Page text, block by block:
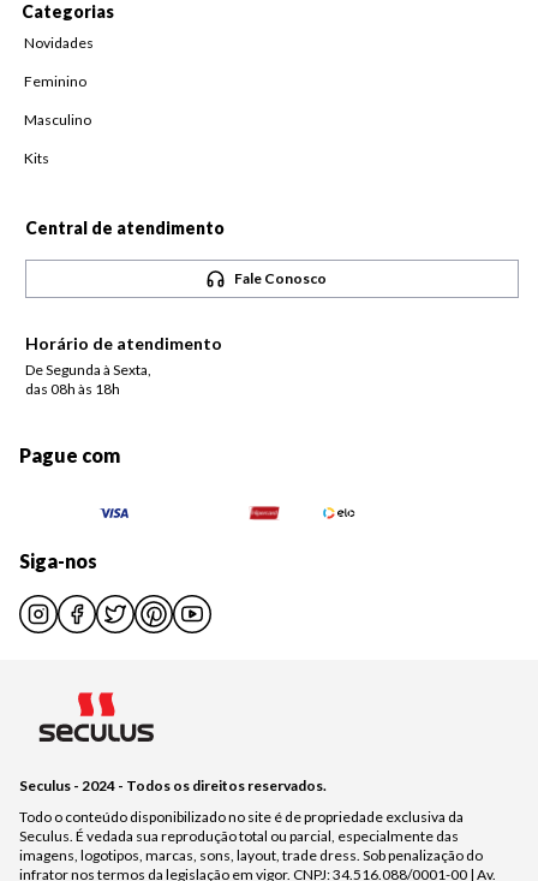
Categorias
Novidades
Feminino
Masculino
Kits
Central de atendimento
Fale Conosco
Horário de atendimento
De Segunda à Sexta,
das 08h às 18h
Pague com
Siga-nos
Seculus - 2024 - Todos os direitos reservados.
Todo o conteúdo disponibilizado no site é de propriedade exclusiva da
Seculus. É vedada sua reprodução total ou parcial, especialmente das
imagens, logotipos, marcas, sons, layout, trade dress. Sob penalização do
infrator nos termos da legislação em vigor. CNPJ: 34.516.088/0001-00 | Av.